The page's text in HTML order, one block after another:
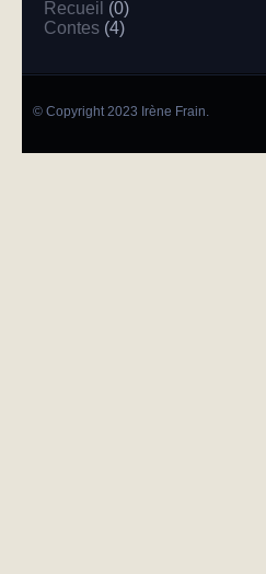
Recueil (0)
Contes (4)
© Copyright 2023 Irène Frain.